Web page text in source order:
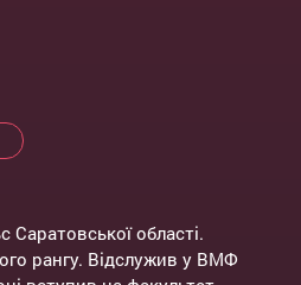
Саратовської області.
рангу. Відслужив у ВМФ